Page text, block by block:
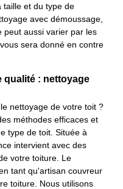
taille et du type de
avec démoussage,
peut aussi varier par les
sera donné en contre
qualité : nettoyage
nettoyage de votre toit ?
méthodes efficaces et
type de toit. Située à
intervient avec des
votre toiture. Le
tant qu'artisan couvreur
toiture. Nous utilisons